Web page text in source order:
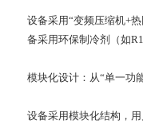
设备采用“变频压缩机+
备采用环保制冷剂（如
模块化设计：从“单一功
设备采用模块化结构，